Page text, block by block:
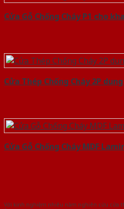
Cửa Gỗ Chống Cháy P1 cho
Cửa Thép Chống Cháy 2P
Cửa Gỗ Chống Cháy MDF
Với kinh nghiệm nhiêu năm nghiên cứu cửa